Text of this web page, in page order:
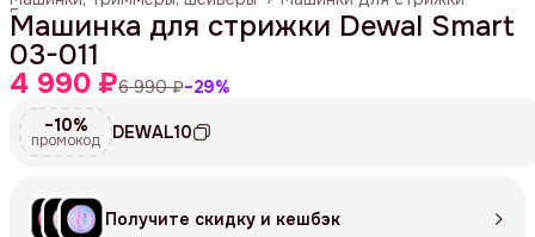
Главная ›
Машинка для стрижки Dewal Smart
03-011
4 990 ₽6 990 ₽−29%
−10%
промокод DEWAL10
Получите скидку и кешбэк